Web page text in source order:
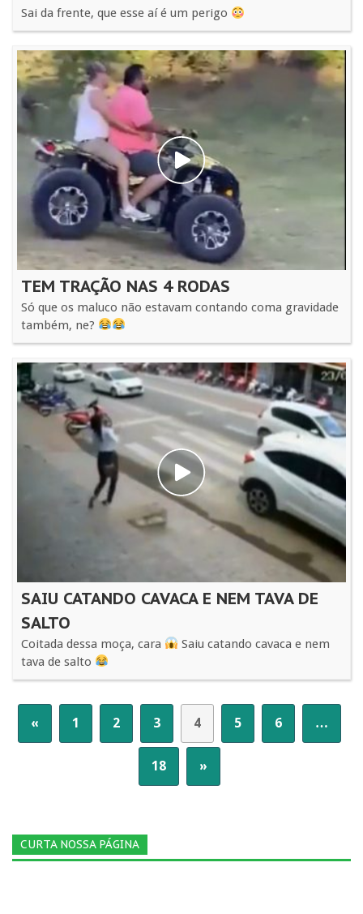
Sai da frente, que esse aí é um perigo
TEM TRAÇÃO NAS 4 RODAS
Só que os maluco não estavam contando coma gravidade
também, ne?
SAIU CATANDO CAVACA E NEM TAVA DE
SALTO
Coitada dessa moça, cara
Saiu catando cavaca e nem
tava de salto
« 1 2 3 4 5 6 …
18 »
CURTA NOSSA PÁGINA